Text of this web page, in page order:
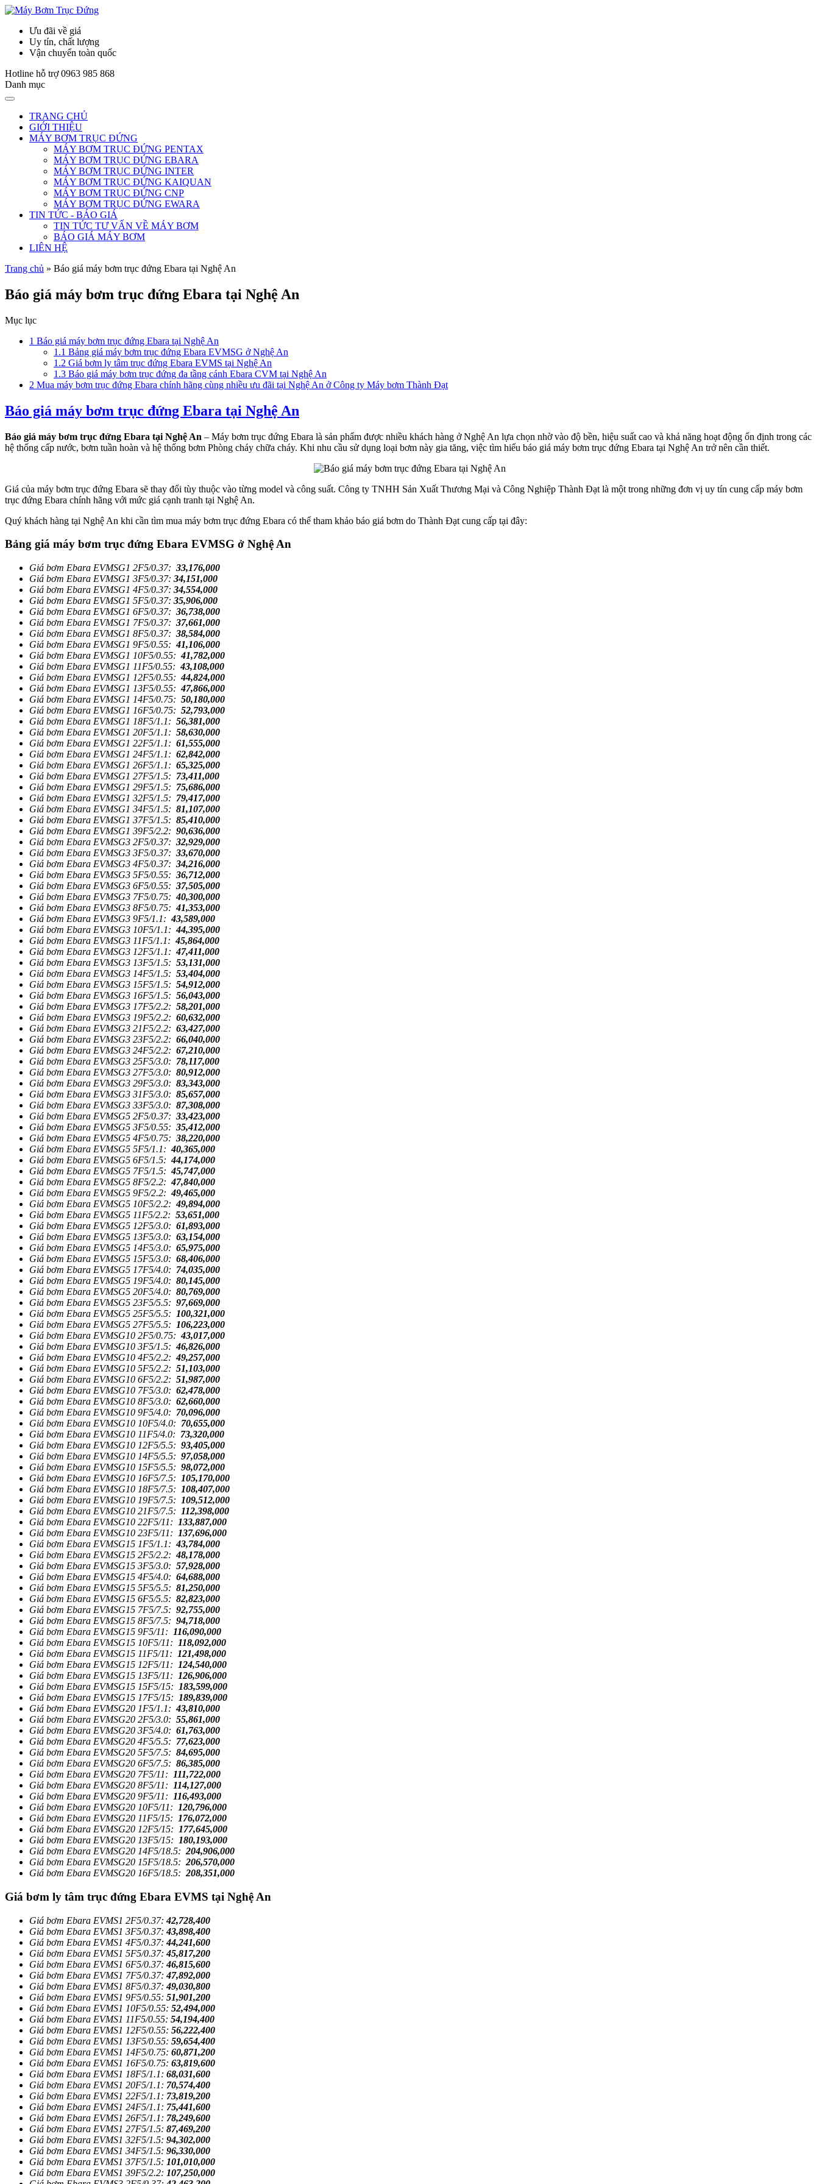
Ưu đãi về giá
Uy tín, chất lượng
Vận chuyển toàn quốc
Hotline hỗ trợ 0963 985 868
Danh mục
TRANG CHỦ
GIỚI THIỆU
MÁY BƠM TRỤC ĐỨNG
MÁY BƠM TRỤC ĐỨNG PENTAX
MÁY BƠM TRỤC ĐỨNG EBARA
MÁY BƠM TRỤC ĐỨNG INTER
MÁY BƠM TRỤC ĐỨNG KAIQUAN
MÁY BƠM TRỤC ĐỨNG CNP
MÁY BƠM TRỤC ĐỨNG EWARA
TIN TỨC - BÁO GIÁ
TIN TỨC TƯ VẤN VỀ MÁY BƠM
BÁO GIÁ MÁY BƠM
LIÊN HỆ
Trang chủ » Báo giá máy bơm trục đứng Ebara tại Nghệ An
Báo giá máy bơm trục đứng Ebara tại Nghệ An
Mục lục
1 Báo giá máy bơm trục đứng Ebara tại Nghệ An
1.1 Bảng giá máy bơm trục đứng Ebara EVMSG ở Nghệ An
1.2 Giá bơm ly tâm trục đứng Ebara EVMS tại Nghệ An
1.3 Báo giá máy bơm trục đứng đa tầng cánh Ebara CVM tại Nghệ An
2 Mua máy bơm trục đứng Ebara chính hãng cùng nhiều ưu đãi tại Nghệ An ở Công ty Máy bơm Thành Đạt
Báo giá máy bơm trục đứng Ebara tại Nghệ An
Báo giá máy bơm trục đứng Ebara tại Nghệ An – Máy bơm trục đứng Ebara là sản phẩm được nhiều khách hàng ở Nghệ An lựa chọn nhờ vào độ bền, hiệu suất cao và khả năng hoạt động ổn định trong các
hệ thống cấp nước, bơm tuần hoàn và hệ thống bơm Phòng cháy chữa cháy. Khi nhu cầu sử dụng loại bơm này gia tăng, việc tìm hiểu báo giá máy bơm trục đứng Ebara tại Nghệ An trở nên cần thiết.
Giá của máy bơm trục đứng Ebara sẽ thay đổi tùy thuộc vào từng model và công suất. Công ty TNHH Sản Xuất Thương Mại và Công Nghiệp Thành Đạt là một trong những đơn vị uy tín cung cấp máy bơm
trục đứng Ebara chính hãng với mức giá cạnh tranh tại Nghệ An.
Quý khách hàng tại Nghệ An khi cần tìm mua máy bơm trục đứng Ebara có thể tham khảo báo giá bơm do Thành Đạt cung cấp tại đây:
Bảng giá máy bơm trục đứng Ebara EVMSG ở Nghệ An
Giá bơm Ebara EVMSG1 2F5/0.37: 33,176,000
Giá bơm Ebara EVMSG1 3F5/0.37: 34,151,000
Giá bơm Ebara EVMSG1 4F5/0.37: 34,554,000
Giá bơm Ebara EVMSG1 5F5/0.37: 35,906,000
Giá bơm Ebara EVMSG1 6F5/0.37: 36,738,000
Giá bơm Ebara EVMSG1 7F5/0.37: 37,661,000
Giá bơm Ebara EVMSG1 8F5/0.37: 38,584,000
Giá bơm Ebara EVMSG1 9F5/0.55:41,106,000
Giá bơm Ebara EVMSG1 10F5/0.55:41,782,000
Giá bơm Ebara EVMSG1 11F5/0.55:43,108,000
Giá bơm Ebara EVMSG1 12F5/0.55:44,824,000
Giá bơm Ebara EVMSG1 13F5/0.55:47,866,000
Giá bơm Ebara EVMSG1 14F5/0.75: 50,180,000
Giá bơm Ebara EVMSG1 16F5/0.75: 52,793,000
Giá bơm Ebara EVMSG1 18F5/1.1: 56,381,000
Giá bơm Ebara EVMSG1 20F5/1.1: 58,630,000
Giá bơm Ebara EVMSG1 22F5/1.1: 61,555,000
Giá bơm Ebara EVMSG1 24F5/1.1: 62,842,000
Giá bơm Ebara EVMSG1 26F5/1.1: 65,325,000
Giá bơm Ebara EVMSG1 27F5/1.5: 73,411,000
Giá bơm Ebara EVMSG1 29F5/1.5: 75,686,000
Giá bơm Ebara EVMSG1 32F5/1.5: 79,417,000
Giá bơm Ebara EVMSG1 34F5/1.5: 81,107,000
Giá bơm Ebara EVMSG1 37F5/1.5: 85,410,000
Giá bơm Ebara EVMSG1 39F5/2.2: 90,636,000
Giá bơm Ebara EVMSG3 2F5/0.37: 32,929,000
Giá bơm Ebara EVMSG3 3F5/0.37: 33,670,000
Giá bơm Ebara EVMSG3 4F5/0.37: 34,216,000
Giá bơm Ebara EVMSG3 5F5/0.55: 36,712,000
Giá bơm Ebara EVMSG3 6F5/0.55: 37,505,000
Giá bơm Ebara EVMSG3 7F5/0.75:40,300,000
Giá bơm Ebara EVMSG3 8F5/0.75:41,353,000
Giá bơm Ebara EVMSG3 9F5/1.1:43,589,000
Giá bơm Ebara EVMSG3 10F5/1.1:44,395,000
Giá bơm Ebara EVMSG3 11F5/1.1:45,864,000
Giá bơm Ebara EVMSG3 12F5/1.1:47,411,000
Giá bơm Ebara EVMSG3 13F5/1.5: 53,131,000
Giá bơm Ebara EVMSG3 14F5/1.5: 53,404,000
Giá bơm Ebara EVMSG3 15F5/1.5: 54,912,000
Giá bơm Ebara EVMSG3 16F5/1.5: 56,043,000
Giá bơm Ebara EVMSG3 17F5/2.2: 58,201,000
Giá bơm Ebara EVMSG3 19F5/2.2: 60,632,000
Giá bơm Ebara EVMSG3 21F5/2.2: 63,427,000
Giá bơm Ebara EVMSG3 23F5/2.2: 66,040,000
Giá bơm Ebara EVMSG3 24F5/2.2: 67,210,000
Giá bơm Ebara EVMSG3 25F5/3.0: 78,117,000
Giá bơm Ebara EVMSG3 27F5/3.0: 80,912,000
Giá bơm Ebara EVMSG3 29F5/3.0: 83,343,000
Giá bơm Ebara EVMSG3 31F5/3.0: 85,657,000
Giá bơm Ebara EVMSG3 33F5/3.0: 87,308,000
Giá bơm Ebara EVMSG5 2F5/0.37: 33,423,000
Giá bơm Ebara EVMSG5 3F5/0.55: 35,412,000
Giá bơm Ebara EVMSG5 4F5/0.75: 38,220,000
Giá bơm Ebara EVMSG5 5F5/1.1:40,365,000
Giá bơm Ebara EVMSG5 6F5/1.5:44,174,000
Giá bơm Ebara EVMSG5 7F5/1.5:45,747,000
Giá bơm Ebara EVMSG5 8F5/2.2:47,840,000
Giá bơm Ebara EVMSG5 9F5/2.2:49,465,000
Giá bơm Ebara EVMSG5 10F5/2.2:49,894,000
Giá bơm Ebara EVMSG5 11F5/2.2: 53,651,000
Giá bơm Ebara EVMSG5 12F5/3.0: 61,893,000
Giá bơm Ebara EVMSG5 13F5/3.0: 63,154,000
Giá bơm Ebara EVMSG5 14F5/3.0: 65,975,000
Giá bơm Ebara EVMSG5 15F5/3.0: 68,406,000
Giá bơm Ebara EVMSG5 17F5/4.0: 74,035,000
Giá bơm Ebara EVMSG5 19F5/4.0: 80,145,000
Giá bơm Ebara EVMSG5 20F5/4.0: 80,769,000
Giá bơm Ebara EVMSG5 23F5/5.5: 97,669,000
Giá bơm Ebara EVMSG5 25F5/5.5:
100,321,000
Giá bơm Ebara EVMSG5 27F5/5.5:
106,223,000
Giá bơm Ebara EVMSG10 2F5/0.75:43,017,000
Giá bơm Ebara EVMSG10 3F5/1.5:46,826,000
Giá bơm Ebara EVMSG10 4F5/2.2:49,257,000
Giá bơm Ebara EVMSG10 5F5/2.2: 51,103,000
Giá bơm Ebara EVMSG10 6F5/2.2: 51,987,000
Giá bơm Ebara EVMSG10 7F5/3.0: 62,478,000
Giá bơm Ebara EVMSG10 8F5/3.0: 62,660,000
Giá bơm Ebara EVMSG10 9F5/4.0: 70,096,000
Giá bơm Ebara EVMSG10 10F5/4.0: 70,655,000
Giá bơm Ebara EVMSG10 11F5/4.0: 73,320,000
Giá bơm Ebara EVMSG10 12F5/5.5: 93,405,000
Giá bơm Ebara EVMSG10 14F5/5.5: 97,058,000
Giá bơm Ebara EVMSG10 15F5/5.5: 98,072,000
Giá bơm Ebara EVMSG10 16F5/7.5:
105,170,000
Giá bơm Ebara EVMSG10 18F5/7.5:
108,407,000
Giá bơm Ebara EVMSG10 19F5/7.5:
109,512,000
Giá bơm Ebara EVMSG10 21F5/7.5:
112,398,000
Giá bơm Ebara EVMSG10 22F5/11:
133,887,000
Giá bơm Ebara EVMSG10 23F5/11:
137,696,000
Giá bơm Ebara EVMSG15 1F5/1.1:43,784,000
Giá bơm Ebara EVMSG15 2F5/2.2:48,178,000
Giá bơm Ebara EVMSG15 3F5/3.0: 57,928,000
Giá bơm Ebara EVMSG15 4F5/4.0: 64,688,000
Giá bơm Ebara EVMSG15 5F5/5.5: 81,250,000
Giá bơm Ebara EVMSG15 6F5/5.5: 82,823,000
Giá bơm Ebara EVMSG15 7F5/7.5: 92,755,000
Giá bơm Ebara EVMSG15 8F5/7.5: 94,718,000
Giá bơm Ebara EVMSG15 9F5/11:
116,090,000
Giá bơm Ebara EVMSG15 10F5/11:
118,092,000
Giá bơm Ebara EVMSG15 11F5/11:
121,498,000
Giá bơm Ebara EVMSG15 12F5/11:
124,540,000
Giá bơm Ebara EVMSG15 13F5/11:
126,906,000
Giá bơm Ebara EVMSG15 15F5/15:
183,599,000
Giá bơm Ebara EVMSG15 17F5/15:
189,839,000
Giá bơm Ebara EVMSG20 1F5/1.1:43,810,000
Giá bơm Ebara EVMSG20 2F5/3.0: 55,861,000
Giá bơm Ebara EVMSG20 3F5/4.0: 61,763,000
Giá bơm Ebara EVMSG20 4F5/5.5: 77,623,000
Giá bơm Ebara EVMSG20 5F5/7.5: 84,695,000
Giá bơm Ebara EVMSG20 6F5/7.5: 86,385,000
Giá bơm Ebara EVMSG20 7F5/11:
111,722,000
Giá bơm Ebara EVMSG20 8F5/11:
114,127,000
Giá bơm Ebara EVMSG20 9F5/11:
116,493,000
Giá bơm Ebara EVMSG20 10F5/11:
120,796,000
Giá bơm Ebara EVMSG20 11F5/15:
176,072,000
Giá bơm Ebara EVMSG20 12F5/15:
177,645,000
Giá bơm Ebara EVMSG20 13F5/15:
180,193,000
Giá bơm Ebara EVMSG20 14F5/18.5: 204,906,000
Giá bơm Ebara EVMSG20 15F5/18.5: 206,570,000
Giá bơm Ebara EVMSG20 16F5/18.5: 208,351,000
Giá bơm ly tâm trục đứng Ebara EVMS tại Nghệ An
Giá bơm Ebara EVMS1 2F5/0.37:42,728,400
Giá bơm Ebara EVMS1 3F5/0.37:43,898,400
Giá bơm Ebara EVMS1 4F5/0.37:44,241,600
Giá bơm Ebara EVMS1 5F5/0.37:45,817,200
Giá bơm Ebara EVMS1 6F5/0.37:46,815,600
Giá bơm Ebara EVMS1 7F5/0.37:47,892,000
Giá bơm Ebara EVMS1 8F5/0.37:49,030,800
Giá bơm Ebara EVMS1 9F5/0.55: 51,901,200
Giá bơm Ebara EVMS1 10F5/0.55: 52,494,000
Giá bơm Ebara EVMS1 11F5/0.55: 54,194,400
Giá bơm Ebara EVMS1 12F5/0.55: 56,222,400
Giá bơm Ebara EVMS1 13F5/0.55: 59,654,400
Giá bơm Ebara EVMS1 14F5/0.75: 60,871,200
Giá bơm Ebara EVMS1 16F5/0.75: 63,819,600
Giá bơm Ebara EVMS1 18F5/1.1: 68,031,600
Giá bơm Ebara EVMS1 20F5/1.1: 70,574,400
Giá bơm Ebara EVMS1 22F5/1.1: 73,819,200
Giá bơm Ebara EVMS1 24F5/1.1: 75,441,600
Giá bơm Ebara EVMS1 26F5/1.1: 78,249,600
Giá bơm Ebara EVMS1 27F5/1.5: 87,469,200
Giá bơm Ebara EVMS1 32F5/1.5: 94,302,000
Giá bơm Ebara EVMS1 34F5/1.5: 96,330,000
Giá bơm Ebara EVMS1 37F5/1.5: 101,010,000
Giá bơm Ebara EVMS1 39F5/2.2: 107,250,000